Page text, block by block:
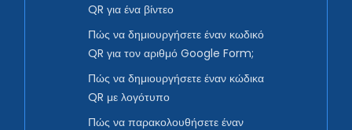
QR για ένα βίντεο
Πώς να δημιουργήσετε έναν κωδικό
QR για τον αριθμό Google Form;
Πώς να δημιουργήσετε έναν κώδικα
QR με λογότυπο
Πώς να παρακολουθήσετε έναν